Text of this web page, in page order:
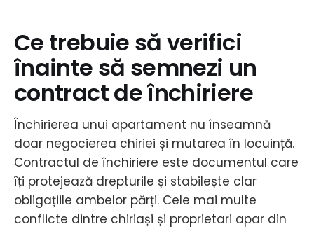
Ce trebuie să verifici
înainte să semnezi un
contract de închiriere
Închirierea unui apartament nu înseamnă
doar negocierea chiriei și mutarea în locuință.
Contractul de închiriere este documentul care
îți protejează drepturile și stabilește clar
obligațiile ambelor părți. Cele mai multe
conflicte dintre chiriași și proprietari apar din